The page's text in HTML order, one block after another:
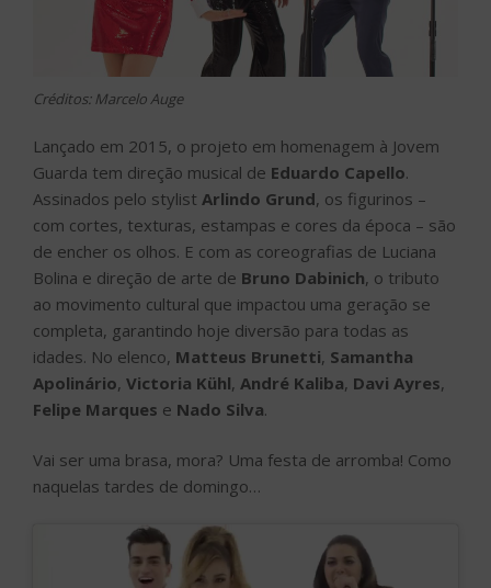
Créditos: Marcelo Auge
Lançado em 2015, o projeto em homenagem à Jovem
Guarda tem direção musical de Eduardo Capello.
Assinados pelo stylist Arlindo Grund, os figurinos –
com cortes, texturas, estampas e cores da época – são
de encher os olhos. E com as coreografias de Luciana
Bolina e direção de arte de Bruno Dabinich, o tributo
ao movimento cultural que impactou uma geração se
completa, garantindo hoje diversão para todas as
idades. No elenco, Matteus Brunetti, Samantha
Apolinário, Victoria Kühl, André Kaliba, Davi Ayres,
Felipe Marques e Nado Silva.
Vai ser uma brasa, mora? Uma festa de arromba! Como
naquelas tardes de domingo…